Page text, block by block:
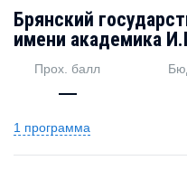
Брянский
имени академика
Прох. балл
—
1 программа